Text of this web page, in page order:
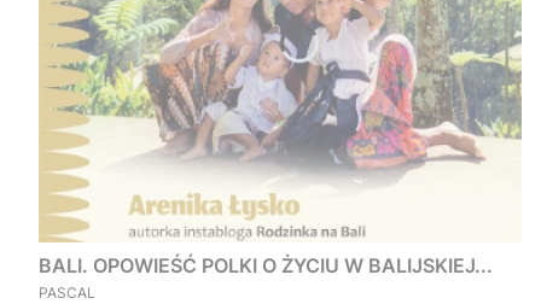
BALI. OPOWIEŚĆ POLKI O ŻYCIU W BALIJSKIEJ...
PRODUCENT
PASCAL